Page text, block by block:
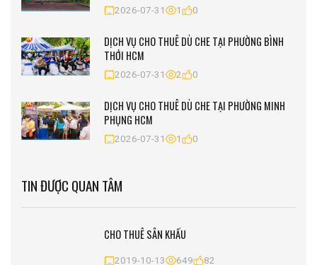
2026-07-31 1 0
DỊCH VỤ CHO THUÊ DÙ CHE TẠI PHƯỜNG BÌNH
THỚI HCM
2026-07-31 2 0
DỊCH VỤ CHO THUÊ DÙ CHE TẠI PHƯỜNG MINH
PHỤNG HCM
2026-07-31 1 0
TIN ĐƯỢC QUAN TÂM
CHO THUÊ SÂN KHẤU
2019-10-13 649 82